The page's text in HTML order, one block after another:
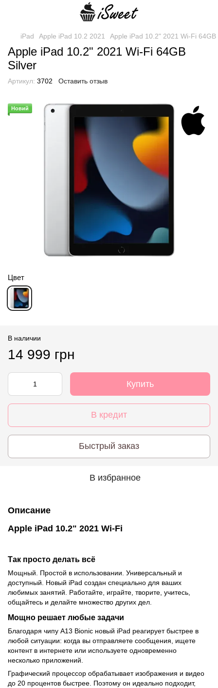
iPad Apple iPad 10.2 2021 Apple iPad 10.2" 2021 Wi-Fi 64GB
Apple iPad 10.2" 2021 Wi-Fi 64GB
Silver
Артикул: 3702 Оставить отзыв
Новий
Цвет
В наличии
14 999 грн
Купить
В кредит
Быстрый заказ
В избранное
Описание
Apple iPad 10.2" 2021 Wi-Fi
Так просто делать всё
Мощный. Простой в использовании. Универсальный и
доступный. Новый iPad создан специально для ваших
любимых занятий. Работайте, играйте, творите, учитесь,
общайтесь и делайте множество других дел.
Мощно решает любые задачи
Благодаря чипу A13 Bionic новый iPad реагирует быстрее в
любой ситуации: когда вы отправляете сообщения, ищете
контент в интернете или используете одновременно
несколько приложений.
Графический процессор обрабатывает изображения и видео
до 20 процентов быстрее. Поэтому он идеально подходит,